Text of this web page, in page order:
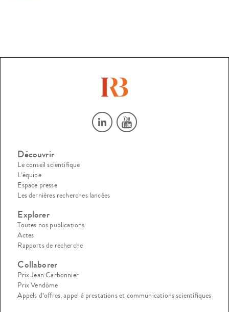
Découvrir
Le conseil scientifique
L’équipe
Espace presse
Les dernières recherches lancées
Explorer
Toutes nos publications
Actes
Rapports de recherche
Collaborer
Prix Jean Carbonnier
Prix Vendôme
Appels d’offres, appel à prestations et communications scientifiques